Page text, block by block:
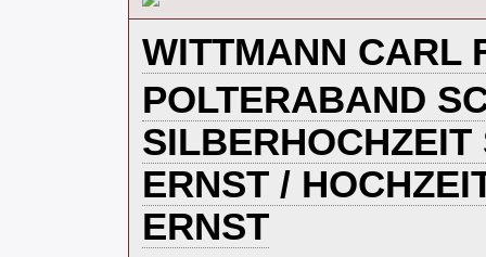
‎WITTMANN CARL
‎POLTERABAND
SILBERHOCHZEIT
ERNST /
ERNST‎